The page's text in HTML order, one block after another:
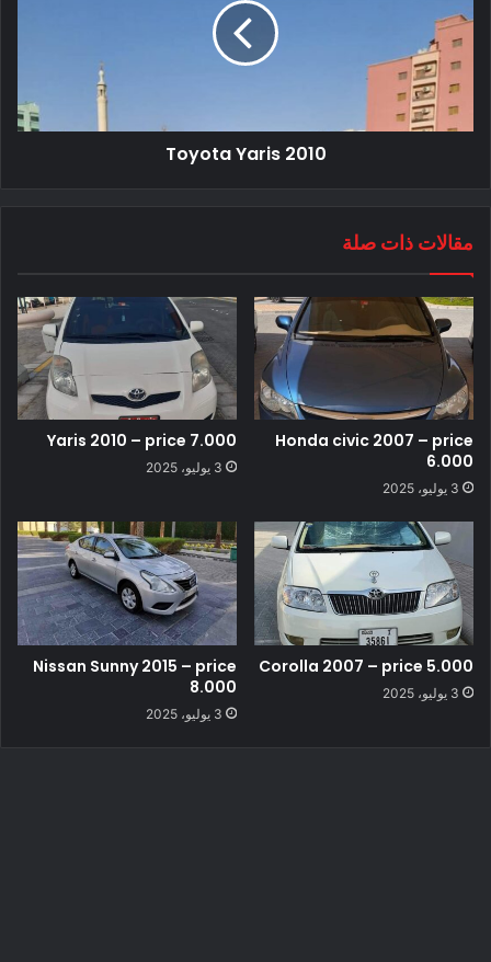
Toyota Yaris 2010
مقالات ذات صلة
Honda civic 2007 – price
6.000
3 يوليو، 2025
Yaris 2010 – price 7.000
3 يوليو، 2025
Corolla 2007 – price 5.000
3 يوليو، 2025
Nissan Sunny 2015 – price
8.000
3 يوليو، 2025